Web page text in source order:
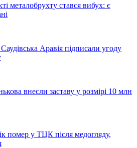
металобрухту стався вибух: є
Аравія підписали угоду
внесли заставу у розмірі 10 млн
помер у ТЦК після медогляду,